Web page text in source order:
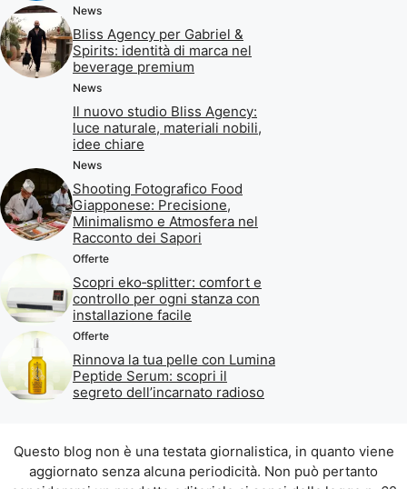
News
Bliss Agency per Gabriel &
Spirits: identità di marca nel
beverage premium
News
Il nuovo studio Bliss Agency:
luce naturale, materiali nobili,
idee chiare
News
Shooting Fotografico Food
Giapponese: Precisione,
Minimalismo e Atmosfera nel
Racconto dei Sapori
Offerte
Scopri eko‑splitter: comfort e
controllo per ogni stanza con
installazione facile
Offerte
Rinnova la tua pelle con Lumina
Peptide Serum: scopri il
segreto dell’incarnato radioso
Questo blog non è una testata giornalistica, in quanto viene
aggiornato senza alcuna periodicità. Non può pertanto